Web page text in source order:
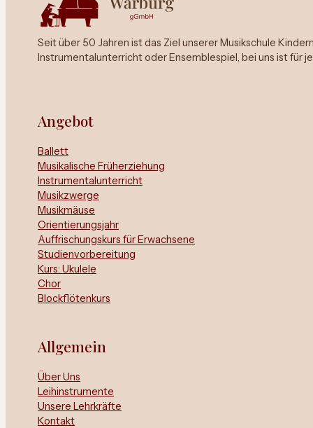
Seit über 50 Jahren ist das Ziel unserer Musikschule
Instrumentalunterricht oder Ensemblespiel, bei uns ist für
Angebot
Ballett
Musikalische Früherziehung
Instrumentalunterricht
Musikzwerge
Musikmäuse
Orientierungsjahr
Auffrischungskurs für Erwachsene
Studienvorbereitung
Kurs: Ukulele
Chor
Blockflötenkurs
Allgemein
Über Uns
Leihinstrumente
Unsere Lehrkräfte
Kontakt